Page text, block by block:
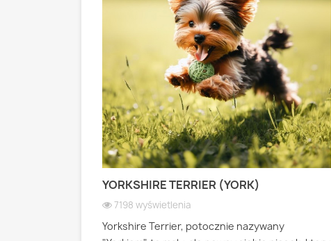
YORKSHIRE TERRIER (YORK)
7198 wyświetlenia
Yorkshire Terrier, potocznie nazywany